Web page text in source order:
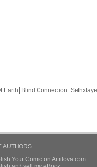
Earth Blind Connection Sethxfaye
AUTHORS
Your Comic on Amilova.com